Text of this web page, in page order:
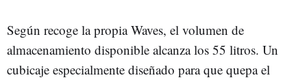
Según recoge la propia Waves, el volumen de
almacenamiento disponible alcanza los 55 litros. Un
cubicaje especialmente diseñado para que quepa el